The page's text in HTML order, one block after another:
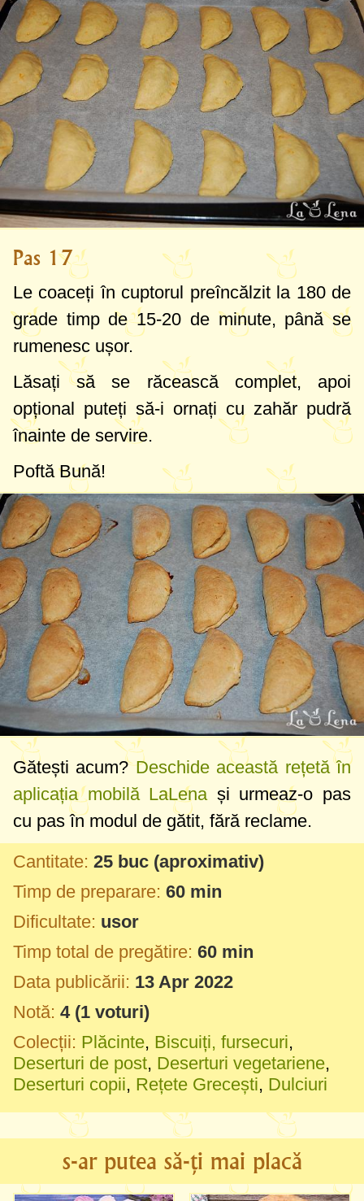
Pas 17
Le coaceți în cuptorul preîncălzit la 180 de
grade timp de 15-20 de minute, până se
rumenesc ușor.
Lăsați să se răcească complet, apoi
opțional puteți să-i ornați cu zahăr pudră
înainte de servire.
Poftă Bună!
Gătești acum?Deschide această rețetă în
aplicația mobilă LaLena și urmeaz-o pas
cu pas în modul de gătit, fără reclame.
Cantitate: 25 buc (aproximativ)
Timp de preparare: 60 min
Dificultate: usor
Timp total de pregătire: 60 min
Data publicării: 13 Apr 2022
Notă: 4(1 voturi)
Colecții: Plăcinte, Biscuiți, fursecuri,
Deserturi de post, Deserturi vegetariene,
Deserturi copii, Rețete Grecești, Dulciuri
s-ar putea să-ți mai placă